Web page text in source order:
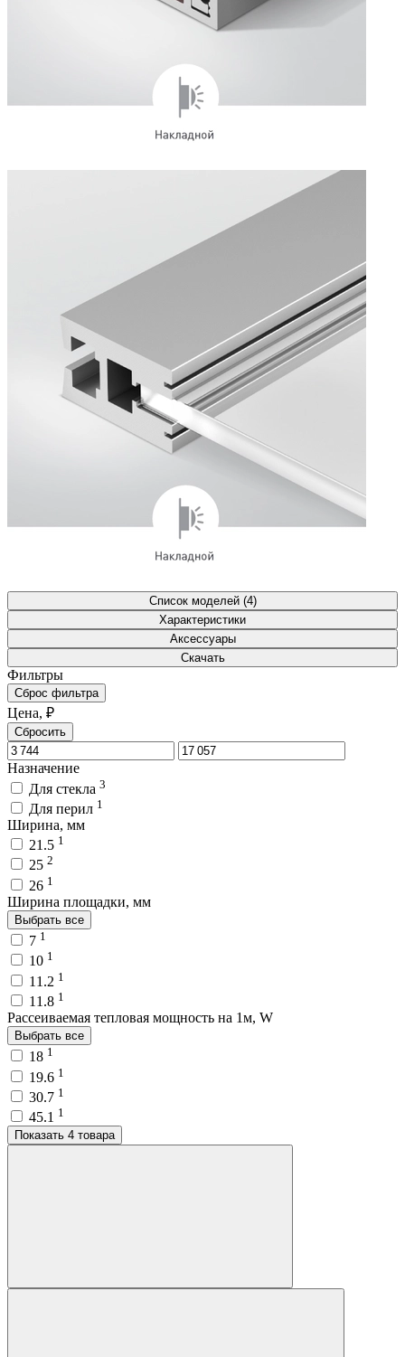
Список моделей (4)
Характеристики
Аксессуары
Скачать
Фильтры
Сброс фильтра
Цена, ₽
Сбросить
Назначение
Для стекла 3
Для перил 1
Ширина, мм
21.5 1
25 2
26 1
Ширина площадки, мм
Выбрать все
7 1
10 1
11.2 1
11.8 1
Рассеиваемая тепловая мощность на 1м, W
Выбрать все
18 1
19.6 1
30.7 1
45.1 1
Показать 4 товара